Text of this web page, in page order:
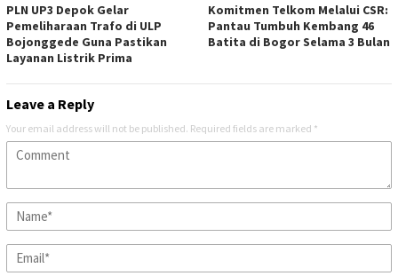
PLN UP3 Depok Gelar
Pemeliharaan Trafo di ULP
Bojonggede Guna Pastikan
Layanan Listrik Prima
Komitmen Telkom Melalui CSR:
Pantau Tumbuh Kembang 46
Batita di Bogor Selama 3 Bulan
Leave a Reply
Your email address will not be published. Required fields are marked *